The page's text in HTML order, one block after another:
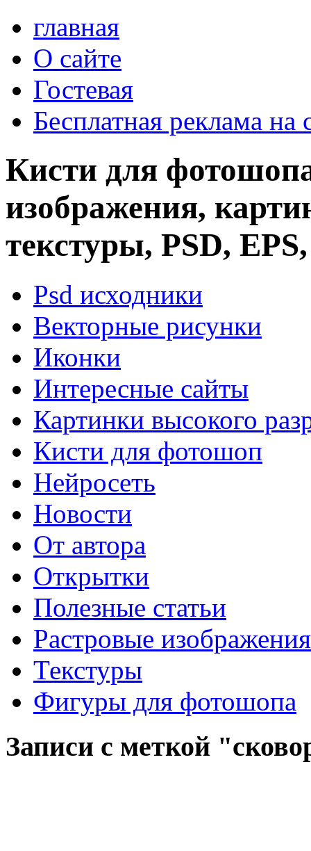
главная
О сайте
Гостевая
Бесплатная реклама на
Кисти для
изображения,
текстуры, PSD,
Psd исходники
Векторные рисунки
Иконки
Интересные сайты
Картинки высокого
Кисти для фотошоп
Нейросеть
Новости
От автора
Открытки
Полезные статьи
Растровые изображения
Текстуры
Фигуры для фотошопа
Записи с меткой